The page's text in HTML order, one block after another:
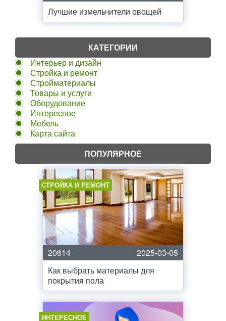
Лучшие измельчители овощей
КАТЕГОРИИ
Интерьер и дизайн
Стройка и ремонт
Стройматериалы
Товары и услуги
Оборудование
Интересное
Мебель
Карта сайта
ПОПУЛЯРНОЕ
СТРОЙКА И РЕМОНТ
20614
2025-03-05
Как выбрать материалы для
покрытия пола
ИНТЕРЕСНОЕ